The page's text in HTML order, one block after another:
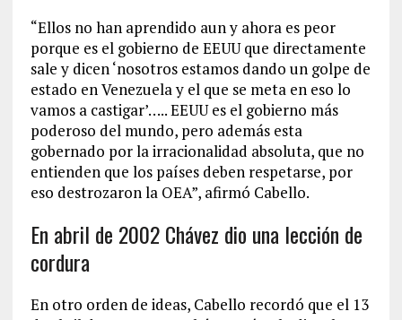
“Ellos no han aprendido aun y ahora es peor
porque es el gobierno de EEUU que directamente
sale y dicen ‘nosotros estamos dando un golpe de
estado en Venezuela y el que se meta en eso lo
vamos a castigar’….. EEUU es el gobierno más
poderoso del mundo, pero además esta
gobernado por la irracionalidad absoluta, que no
entienden que los países deben respetarse, por
eso destrozaron la OEA”, afirmó Cabello.
En abril de 2002 Chávez dio una lección de
cordura
En otro orden de ideas, Cabello recordó que el 13